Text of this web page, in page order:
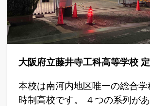
大阪府立藤井寺工科高等学校
本校は南河内地区唯一の総合学
時制高校です。 ４つの系列が